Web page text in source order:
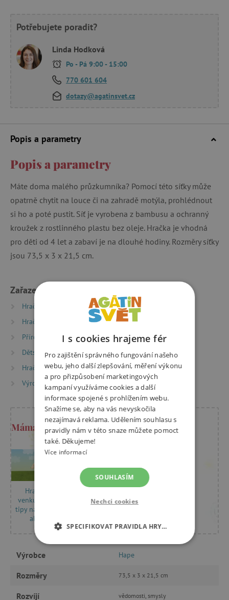
Potřebujete poradit?
Linda Hodková
Po - Pá 9:00 - 15:00
770 601 604
dotazy@agatinsvet.cz
Popis a parametry
Popis a parametry
Máte doma malého průzkumníka? Pomocí této síťky může
opatrně chytit na louce či na zahradě motýla, prohlédnout
si ho a poté pustit. Síť je vyrobena z bambusu a ochranný
kroužek z rostlinného plastu bez oleje. Hračka je vhodná
pro děti od 4 let a zabaví je na dlouhé hodiny. Rozměry síťky
jsou 73,5 x 3 x 21,5 cm.
Zařazeno v kategoriích
Hračky dle věku
Hry a hračky pro předškoláky
Hračky dle věku
Hry a hračky pro děti od 6 let
Příroda a sport
Pomůcky pro malé průzkumníky
Dětský pokoj a zahrada
Hračky na zahradu
Hračky dle typu
Výrobci
Hape
Máma Kristýna radí
Hrajeme si
venku: Agátiny
tipy na venkovní
aktivity
Výrobce Hape
Rozměry 73,5 x 3 x 21,5 cm
Rozvíjí vědomosti, smysly
I s cookies hrajeme fér
Pro zajištění správného fungování našeho
webu, jeho další zlepšování, měření výkonu
a pro přizpůsobení marketingových
kampaní využíváme cookies a další
informace spojené s prohlížením webu.
Snažíme se, aby na vás nevyskočila
nezajímavá reklama. Udělením souhlasu s
pravidly nám v této snaze můžete pomoct
také. Děkujeme!
Více informací
SOUHLASÍM
Nechci cookies
SPECIFIKOVAT PRAVIDLA HRY…
ANALYTICKÉ COOKIES
MARKETINGOVÉ COOKIES